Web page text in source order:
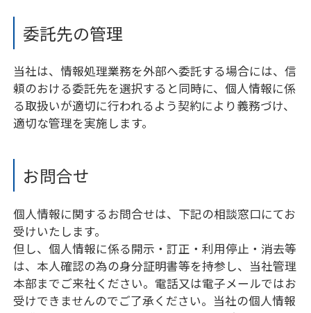
委託先の管理
当社は、情報処理業務を外部へ委託する場合には、信
頼のおける委託先を選択すると同時に、個人情報に係
る取扱いが適切に行われるよう契約により義務づけ、
適切な管理を実施します。
お問合せ
個人情報に関するお問合せは、下記の相談窓口にてお
受けいたします。
但し、個人情報に係る開示・訂正・利用停止・消去等
は、本人確認の為の身分証明書等を持参し、当社管理
本部までご来社ください。電話又は電子メールではお
受けできませんのでご了承ください。当社の個人情報